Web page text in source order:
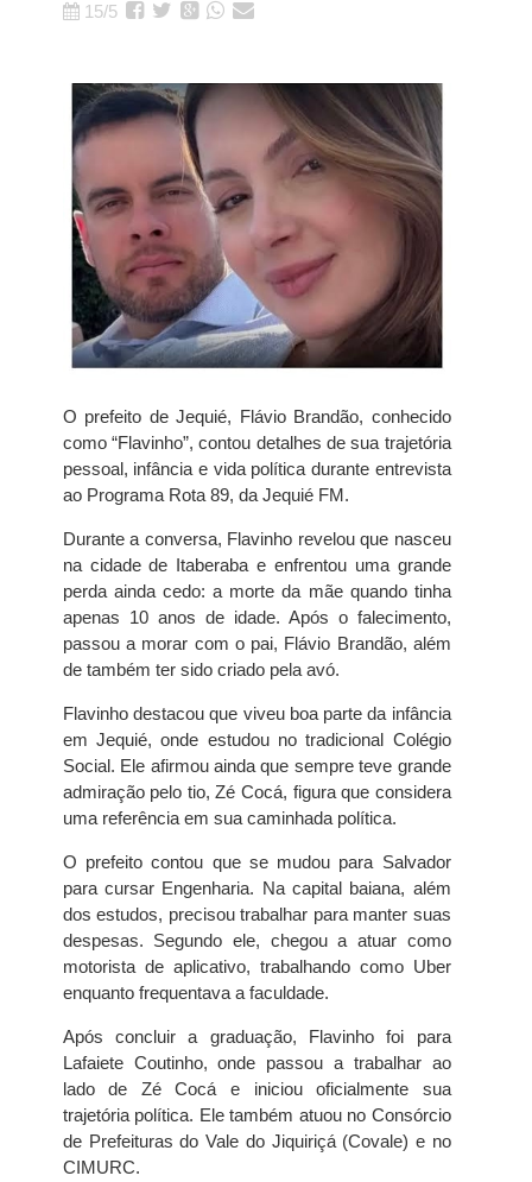
15/5
O prefeito de Jequié, Flávio Brandão, conhecido
como “Flavinho”, contou detalhes de sua trajetória
pessoal, infância e vida política durante entrevista
ao Programa Rota 89, da Jequié FM.
Durante a conversa, Flavinho revelou que nasceu
na cidade de Itaberaba e enfrentou uma grande
perda ainda cedo: a morte da mãe quando tinha
apenas 10 anos de idade. Após o falecimento,
passou a morar com o pai, Flávio Brandão, além
de também ter sido criado pela avó.
Flavinho destacou que viveu boa parte da infância
em Jequié, onde estudou no tradicional Colégio
Social. Ele afirmou ainda que sempre teve grande
admiração pelo tio, Zé Cocá, figura que considera
uma referência em sua caminhada política.
O prefeito contou que se mudou para Salvador
para cursar Engenharia. Na capital baiana, além
dos estudos, precisou trabalhar para manter suas
despesas. Segundo ele, chegou a atuar como
motorista de aplicativo, trabalhando como Uber
enquanto frequentava a faculdade.
Após concluir a graduação, Flavinho foi para
Lafaiete Coutinho, onde passou a trabalhar ao
lado de Zé Cocá e iniciou oficialmente sua
trajetória política. Ele também atuou no Consórcio
de Prefeituras do Vale do Jiquiriçá (Covale) e no
CIMURC.